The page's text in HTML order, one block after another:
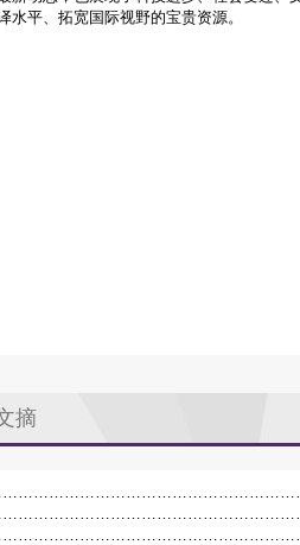
平、拓宽国际视野的宝贵资源。
摘